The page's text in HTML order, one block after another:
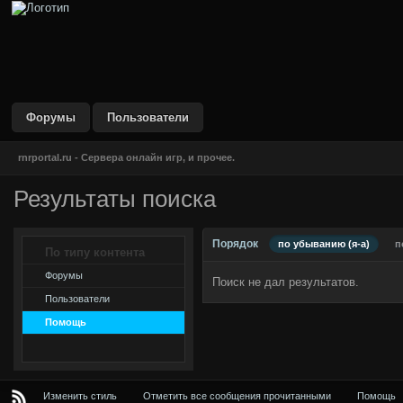
DustBlue IPB Skin
Форумы Пользователи
rnrportal.ru - Сервера онлайн игр, и прочее.
Результаты поиска
По типу контента
Форумы
Пользователи
Помощь
Порядок по убыванию (я-а)
Поиск не дал результатов.
Изменить стиль Отметить все сообщения прочитанными Помощь